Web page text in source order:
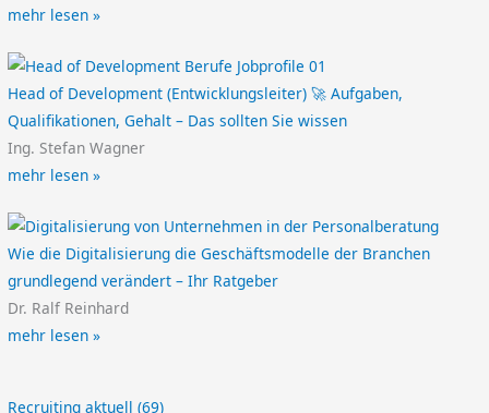
mehr lesen »
Head of Development (Entwicklungsleiter) 🚀 Aufgaben,
Qualifikationen, Gehalt – Das sollten Sie wissen
Ing. Stefan Wagner
mehr lesen »
Wie die Digitalisierung die Geschäftsmodelle der Branchen
grundlegend verändert – Ihr Ratgeber
Dr. Ralf Reinhard
mehr lesen »
Recruiting aktuell(69)